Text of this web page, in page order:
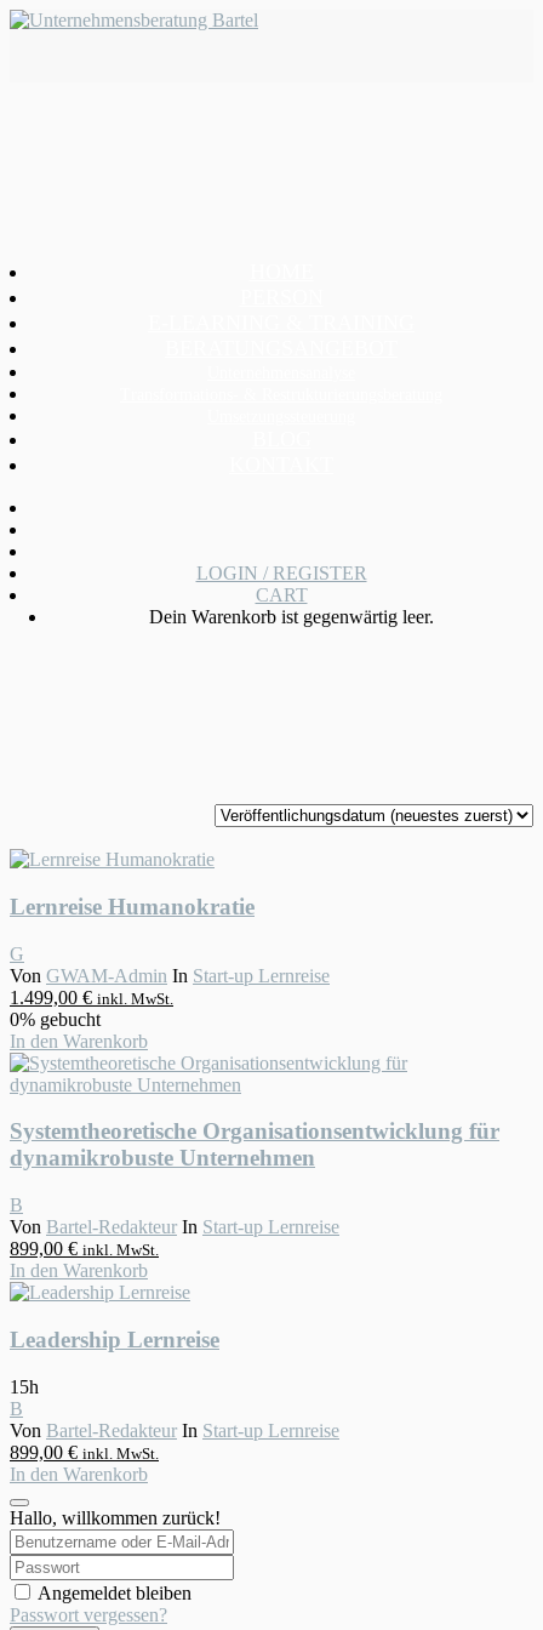
LOGIN / REGISTER
CART
Dein Warenkorb ist gegenwärtig leer.
Lernreise Humanokratie
G
Von GWAM-Admin In Start-up Lernreise
1.499,00 € inkl. MwSt.
0% gebucht
In den Warenkorb
Systemtheoretische Organisationsentwicklung für
dynamikrobuste Unternehmen
B
Von Bartel-Redakteur In Start-up Lernreise
899,00 € inkl. MwSt.
In den Warenkorb
Leadership Lernreise
15h
B
Von Bartel-Redakteur In Start-up Lernreise
899,00 € inkl. MwSt.
In den Warenkorb
Hallo, willkommen zurück!
Angemeldet bleiben
Passwort vergessen?